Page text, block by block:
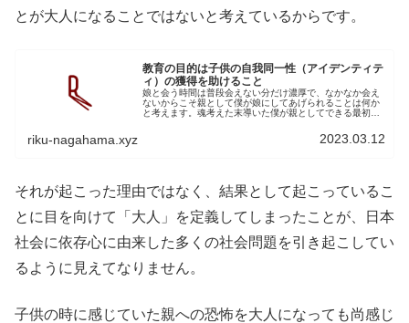
とが大人になることではないと考えているからです。
教育の目的は子供の自我同一性（アイデンティテ
ィ）の獲得を助けること
娘と会う時間は普段会えない分だけ濃厚で、なかなか会え
ないからこそ親として僕が娘にしてあげられることは何か
と考えます。魂考えた末導いた僕が親としてできる最初の
riku-nagahama.xyz 2023.03.12
それが起こった理由ではなく、結果として起こっているこ
とに目を向けて「大人」を定義してしまったことが、日本
社会に依存心に由来した多くの社会問題を引き起こしてい
るように見えてなりません。
子供の時に感じていた親への恐怖を大人になっても尚感じ